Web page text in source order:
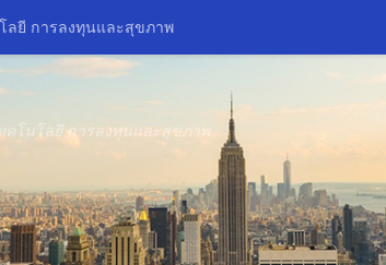
ลยี การลงทุนและสุขภาพ
คโนโลยี การลงทุนและสุขภาพ